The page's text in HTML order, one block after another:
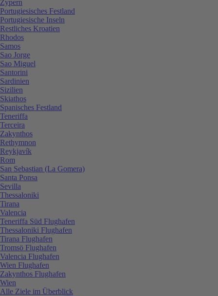
Zypern
Portugiesisches Festland
Portugiesische Inseln
Restliches Kroatien
Rhodos
Samos
Sao Jorge
Sao Miguel
Santorini
Sardinien
Sizilien
Skiathos
Spanisches Festland
Teneriffa
Terceira
Zakynthos
Rethymnon
Reykjavík
Rom
San Sebastian (La Gomera)
Santa Ponsa
Sevilla
Thessaloniki
Tirana
Valencia
Teneriffa Süd Flughafen
Thessaloniki Flughafen
Tirana Flughafen
Tromsö Flughafen
Valencia Flughafen
Wien Flughafen
Zakynthos Flughafen
Wien
Alle Ziele im Überblick